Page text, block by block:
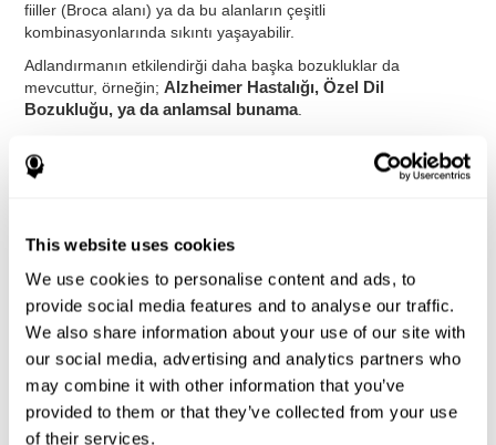
This website uses cookies
We use cookies to personalise content and ads, to
provide social media features and to analyse our traffic.
We also share information about your use of our site with
our social media, advertising and analytics partners who
may combine it with other information that you’ve
provided to them or that they’ve collected from your use
of their services.
fiiller (Broca alanı) ya da bu alanların çeşitli
kombinasyonlarında sıkıntı yaşayabilir.
Adlandırmanın etkilendirği daha başka bozukluklar da
mevcuttur, örneğin;Alzheimer Hastalığı, Özel Dil
Bozukluğu, ya da anlamsal bunama.
karıştırmamak gerek. Anlamsal bunamada sorun depolanan
belleğe ulaşım eksikliğinde değil, belleğin kendisindedir. İşte bu
söylediği söz konusu olduğundaDisleksi ve Dikkat Eksikliği
Hiperaktivite Bozukluğu (DEHB)da Adlandırmayı
etkileyebilir.
Adlandırmayı nasıl ölçebilir ve
değerlendirebilirsin?